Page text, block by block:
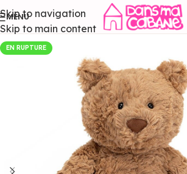
Skip to navigation
Skip to main content
MENU
EN RUPTURE